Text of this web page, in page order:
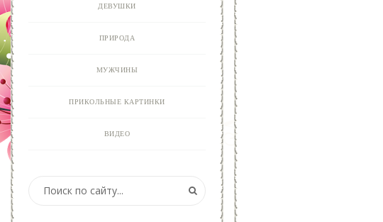
ДЕВУШКИ
ПРИРОДА
МУЖЧИНЫ
ПРИКОЛЬНЫЕ КАРТИНКИ
ВИДЕО
ОТКРЫТКИ